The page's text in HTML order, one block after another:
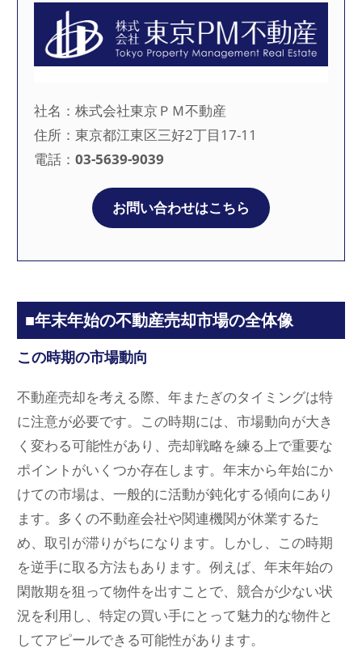
社名：株式会社東京ＰＭ不動産
住所：東京都江東区三好2丁目17-11
電話：03-5639-9039
お問い合わせはこちら
■年末年始の不動産売却市場の全体像
この時期の市場動向
不動産売却を考える際、年またぎのタイミングは特
に注意が必要です。この時期には、市場動向が大き
く変わる可能性があり、売却戦略を練る上で重要な
ポイントがいくつか存在します。年末から年始にか
けての市場は、一般的に活動が鈍化する傾向にあり
ます。多くの不動産会社や関連機関が休業するた
め、取引が滞りがちになります。しかし、この時期
を逆手に取る方法もあります。例えば、年末年始の
閑散期を狙って物件を出すことで、競合が少ない状
況を利用し、特定の買い手にとって魅力的な物件と
してアピールできる可能性があります。